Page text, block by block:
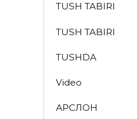
TUSH TABIRI
TUSH TABIRI
TUSHDA
Video
АРСЛОН